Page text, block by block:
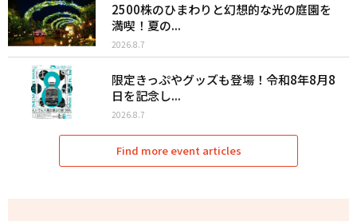
2500株のひまわりと幻想的な光の庭園を
満喫！夏の...
2026.8.7
限定きっぷやグッズも登場！令和8年8月8
日を記念し...
2026.8.7
Find more event articles